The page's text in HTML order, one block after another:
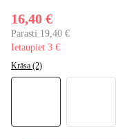
16,40 €
Parasti 19,40 €
Ietaupiet 3 €
Krāsa (2)